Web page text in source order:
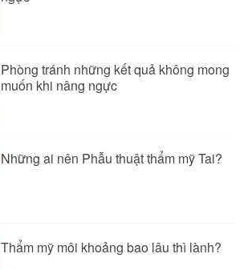
Phòng tránh những kết quả không mong
muốn khi nâng ngực
Những ai nên Phẫu thuật thẩm mỹ Tai?
Thẩm mỹ môi khoảng bao lâu thì lành?